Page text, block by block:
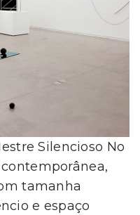
Silencioso No
tamanha
e espaço